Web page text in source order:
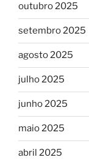
outubro 2025
setembro 2025
agosto 2025
julho 2025
junho 2025
maio 2025
abril 2025